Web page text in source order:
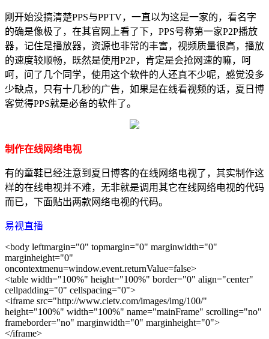
刚开始没搞清楚PPS与PPTV，一直以为这是一家的，看名字
的确是像极了，在其官网上看了下，PPS号称第一家P2P播放
器，记住是播放器，资源也非常的丰富，视频质量很高，播放
的速度较顺畅，既然是使用P2P，肯定是会抢网速的嘛，呵
呵，问了几个同学，使用这个软件的人还真不少呢，感觉没多
少缺点，只有十几秒的广告，如果是在线看视频的话，夏日博
客觉得PPS就是必备的软件了。
制作在线网络电视
有的童鞋已经注意到夏日博客的在线网络电视了，其实制作这
样的在线电视并不难，无非就是调用其它在线网络电视的代码
而已，下面贴出两款网络电视的代码。
易视直播
<body leftmargin="0" topmargin="0" marginwidth="0"
marginheight="0"
oncontextmenu=window.event.returnValue=false>
<table width="100%" height="100%" border="0" align="center"
cellpadding="0" cellspacing="0">
<iframe src="http://www.cietv.com/images/img/100/"
height="100%" width="100%" name="mainFrame" scrolling="no"
frameborder="no" marginwidth="0" marginheight="0">
</iframe>